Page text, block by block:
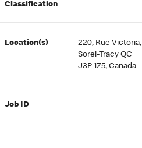
Classification
Location(s)
220, Rue Victoria,
Sorel-Tracy QC
J3P 1Z5, Canada
Job ID